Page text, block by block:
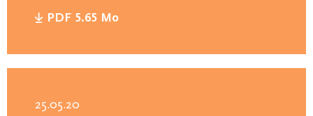
PDF 5.65 Mo
25.05.20